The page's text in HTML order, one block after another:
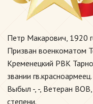
Петр Макарович, 1920
Призван военкоматом
Кременецкий РВК
звании гв.красноармеец.
Выбыл -, -, Ветеран
степени.